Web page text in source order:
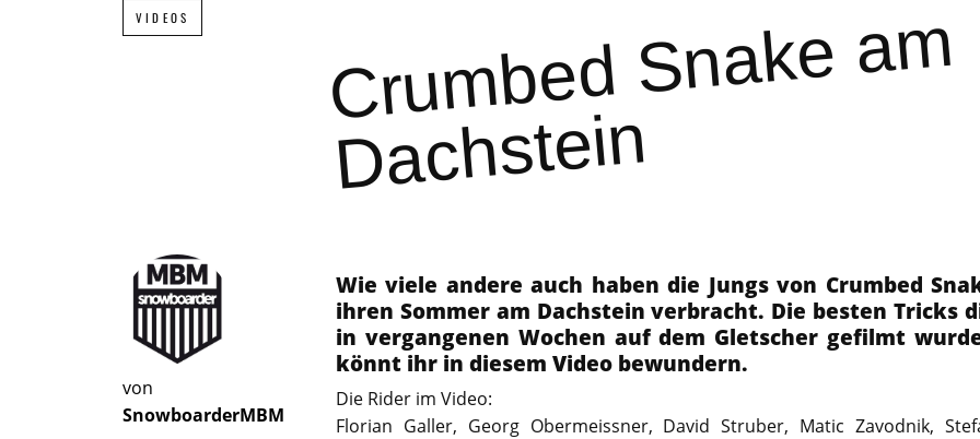
VIDEOS Cr
u
m
b
e
d
S
n
a
k
e
a
m
D
a
c
h
st
ei
n
von
SnowboarderMBM
Wie viele andere auch haben die Jungs von Crumbed
ihren Sommer am Dachstein verbracht. Die besten Tricks
in vergangenen Wochen auf dem Gletscher gefilmt
könnt ihr in diesem Video bewundern.
Die Rider im Video:
Florian Galler, Georg Obermeissner, David Struber, Matic Zavodnik,